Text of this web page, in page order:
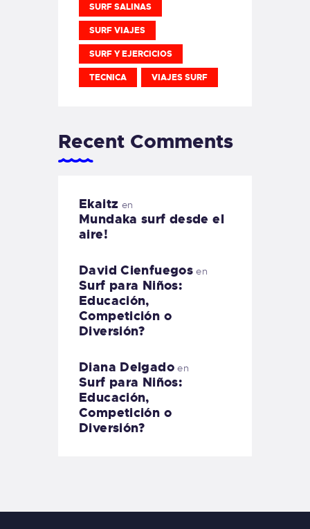
SURF SALINAS
SURF VIAJES
SURF Y EJERCICIOS
TECNICA VIAJES SURF
Recent Comments
Ekaitz en
Mundaka surf desde el
aire!
David Cienfuegos en
Surf para Niños:
Educación,
Competición o
Diversión?
Diana Delgadoen
Surf para Niños:
Educación,
Competición o
Diversión?